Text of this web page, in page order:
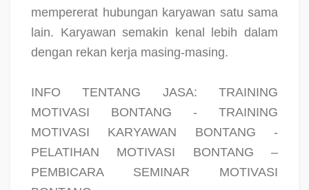
mempererat hubungan karyawan satu sama
lain. Karyawan semakin kenal lebih dalam
dengan rekan kerja masing-masing.
INFO TENTANG JASA: TRAINING
MOTIVASI BONTANG - TRAINING
MOTIVASI KARYAWAN BONTANG -
PELATIHAN MOTIVASI BONTANG –
PEMBICARA SEMINAR MOTIVASI